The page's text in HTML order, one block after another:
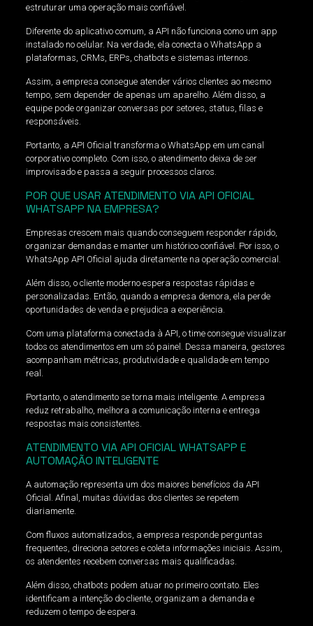
estruturar uma operação mais confiável.
Diferente do aplicativo comum, a API não funciona como um app
instalado no celular. Na verdade, ela conecta o WhatsApp a
plataformas, CRMs, ERPs, chatbots e sistemas internos.
Assim, a empresa consegue atender vários clientes ao mesmo
tempo, sem depender de apenas um aparelho. Além disso, a
equipe pode organizar conversas por setores, status, filas e
responsáveis.
Portanto, a API Oficial transforma o WhatsApp em um canal
corporativo completo. Com isso, o atendimento deixa de ser
improvisado e passa a seguir processos claros.
POR QUE USAR ATENDIMENTO VIA API OFICIAL
WHATSAPP NA EMPRESA?
Empresas crescem mais quando conseguem responder rápido,
organizar demandas e manter um histórico confiável. Por isso, o
WhatsApp API Oficial ajuda diretamente na operação comercial.
Além disso, o cliente moderno espera respostas rápidas e
personalizadas. Então, quando a empresa demora, ela perde
oportunidades de venda e prejudica a experiência.
Com uma plataforma conectada à API, o time consegue visualizar
todos os atendimentos em um só painel. Dessa maneira, gestores
acompanham métricas, produtividade e qualidade em tempo
real.
Portanto, o atendimento se torna mais inteligente. A empresa
reduz retrabalho, melhora a comunicação interna e entrega
respostas mais consistentes.
ATENDIMENTO VIA API OFICIAL WHATSAPP E
AUTOMAÇÃO INTELIGENTE
A automação representa um dos maiores benefícios da API
Oficial. Afinal, muitas dúvidas dos clientes se repetem
diariamente.
Com fluxos automatizados, a empresa responde perguntas
frequentes, direciona setores e coleta informações iniciais. Assim,
os atendentes recebem conversas mais qualificadas.
Além disso, chatbots podem atuar no primeiro contato. Eles
identificam a intenção do cliente, organizam a demanda e
reduzem o tempo de espera.